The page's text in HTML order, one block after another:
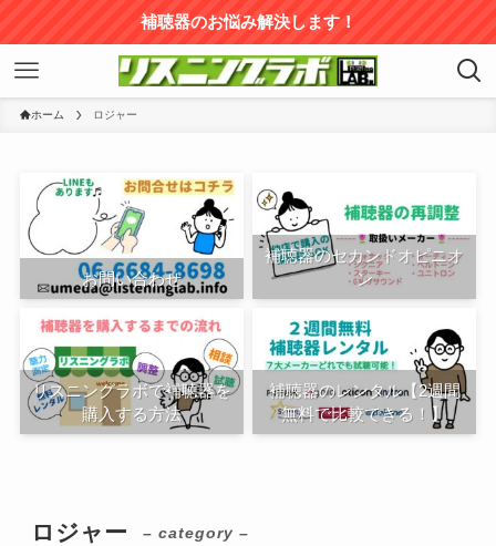
補聴器のお悩み解決します！
ホーム ロジャー
お問い合わせ
補聴器のセカンドオピニオ
ン
リスニングラボで補聴器を
購入する方法
補聴器のレンタル【2週間
無料で比較できる！】
ロジャー – category –